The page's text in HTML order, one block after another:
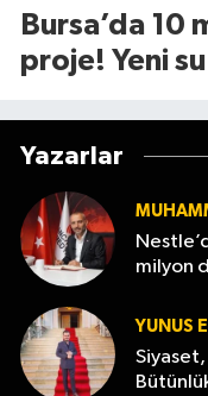
Bursa’da
proje! Yeni
Yazarlar
milyon
YUNUS
Siyaset,